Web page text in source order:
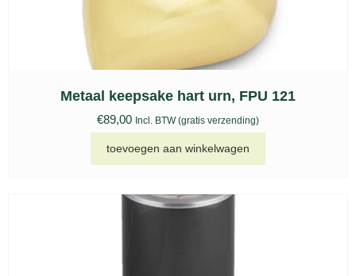
Metaal keepsake hart urn, FPU 121
€89,00 Incl. BTW (gratis verzending)
toevoegen aan winkelwagen